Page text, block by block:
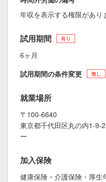
年収を表示する権限があり
試用期間 有り
6ヶ月
試用期間の条件変更
無し
就業場所
〒100-6640
東京都千代田区丸の内1-9-
ー
加入保険
健康保険・介護保険・厚